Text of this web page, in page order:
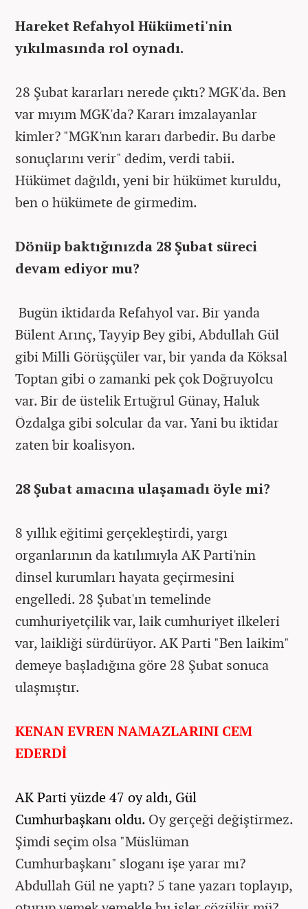
Hareket Refahyol Hükümeti'nin
yıkılmasında rol oynadı.
28 Şubat kararları nerede çıktı? MGK'da. Ben
var mıyım MGK'da? Kararı imzalayanlar
kimler? "MGK'nın kararı darbedir. Bu darbe
sonuçlarını verir" dedim, verdi tabii.
Hükümet dağıldı, yeni bir hükümet kuruldu,
ben o hükümete de girmedim.
Dönüp baktığınızda 28 Şubat süreci
devam ediyor mu?
Bugün iktidarda Refahyol var. Bir yanda
Bülent Arınç, Tayyip Bey gibi, Abdullah Gül
gibi Milli Görüşçüler var, bir yanda da Köksal
Toptan gibi o zamanki pek çok Doğruyolcu
var. Bir de üstelik Ertuğrul Günay, Haluk
Özdalga gibi solcular da var. Yani bu iktidar
zaten bir koalisyon.
28 Şubat amacına ulaşamadı öyle mi?
8 yıllık eğitimi gerçekleştirdi, yargı
organlarının da katılımıyla AK Parti'nin
dinsel kurumları hayata geçirmesini
engelledi. 28 Şubat'ın temelinde
cumhuriyetçilik var, laik cumhuriyet ilkeleri
var, laikliği sürdürüyor. AK Parti "Ben laikim"
demeye başladığına göre 28 Şubat sonuca
ulaşmıştır.
KENAN EVREN NAMAZLARINI CEM
EDERDİ
AK Parti yüzde 47 oy aldı, Gül
Cumhurbaşkanı oldu. Oy gerçeği değiştirmez.
Şimdi seçim olsa "Müslüman
Cumhurbaşkanı" sloganı işe yarar mı?
Abdullah Gül ne yaptı? 5 tane yazarı toplayıp,